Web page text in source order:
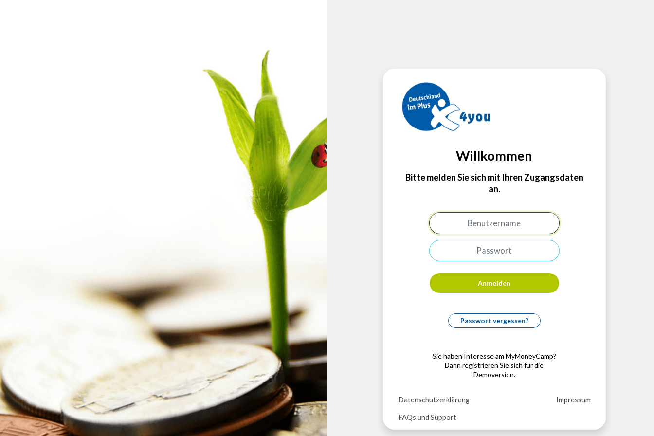
Willkommen
Bitte melden Sie sich mit Ihren Zugangsdaten
an.
Anmelden
Passwort vergessen?
Sie haben Interesse am MyMoneyCamp?
Dann registrieren Sie sich für die
Demoversion.
Datenschutzerklärung
Impressum
FAQs und Support